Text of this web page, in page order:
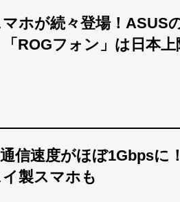
ホが続々登場！ASUS
ROGフォン」は日本上
信速度がほぼ1Gbpsに
製スマホも